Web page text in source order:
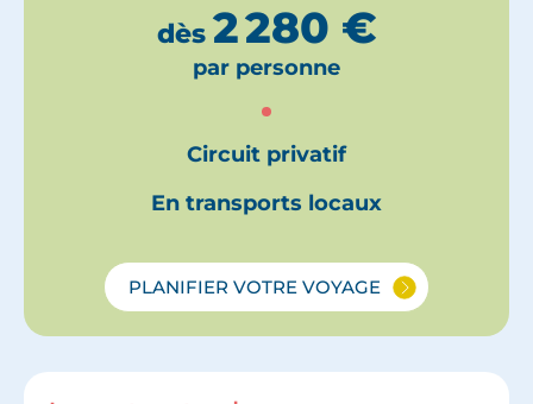
dès 2 280 €
par personne
Circuit privatif
En transports locaux
PLANIFIER VOTRE VOYAGE